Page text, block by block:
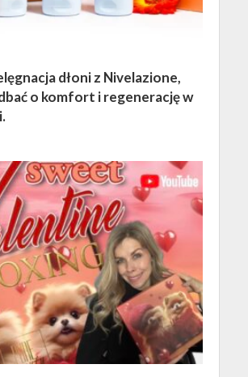
dłoni z Nivelazione,
o komfort i regenerację w